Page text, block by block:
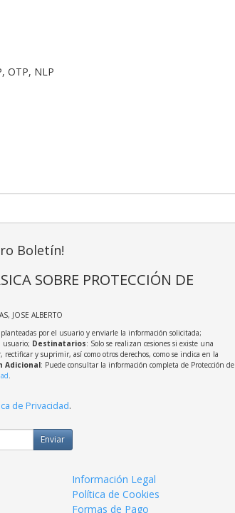
OTP, NLP
Boletín!
SOBRE PROTECCIÓN DE
JOSE ALBERTO
por el usuario y enviarle la información solicitada;
usuario; Destinatarios: Solo se realizan cesiones si existe una
rectificar y suprimir, así como otros derechos, como se indica en la
Adicional: Puede consultar la información completa de Protección de
.
de Privacidad.
Enviar
Información Legal
Política de Cookies
Formas de Pago